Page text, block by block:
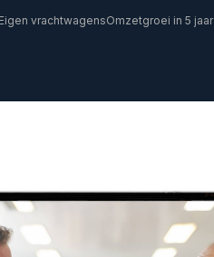
Eigen vrachtwagensOmzetgroei in 5 jaar